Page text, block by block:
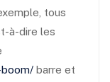
tous
à-dire les
barre et